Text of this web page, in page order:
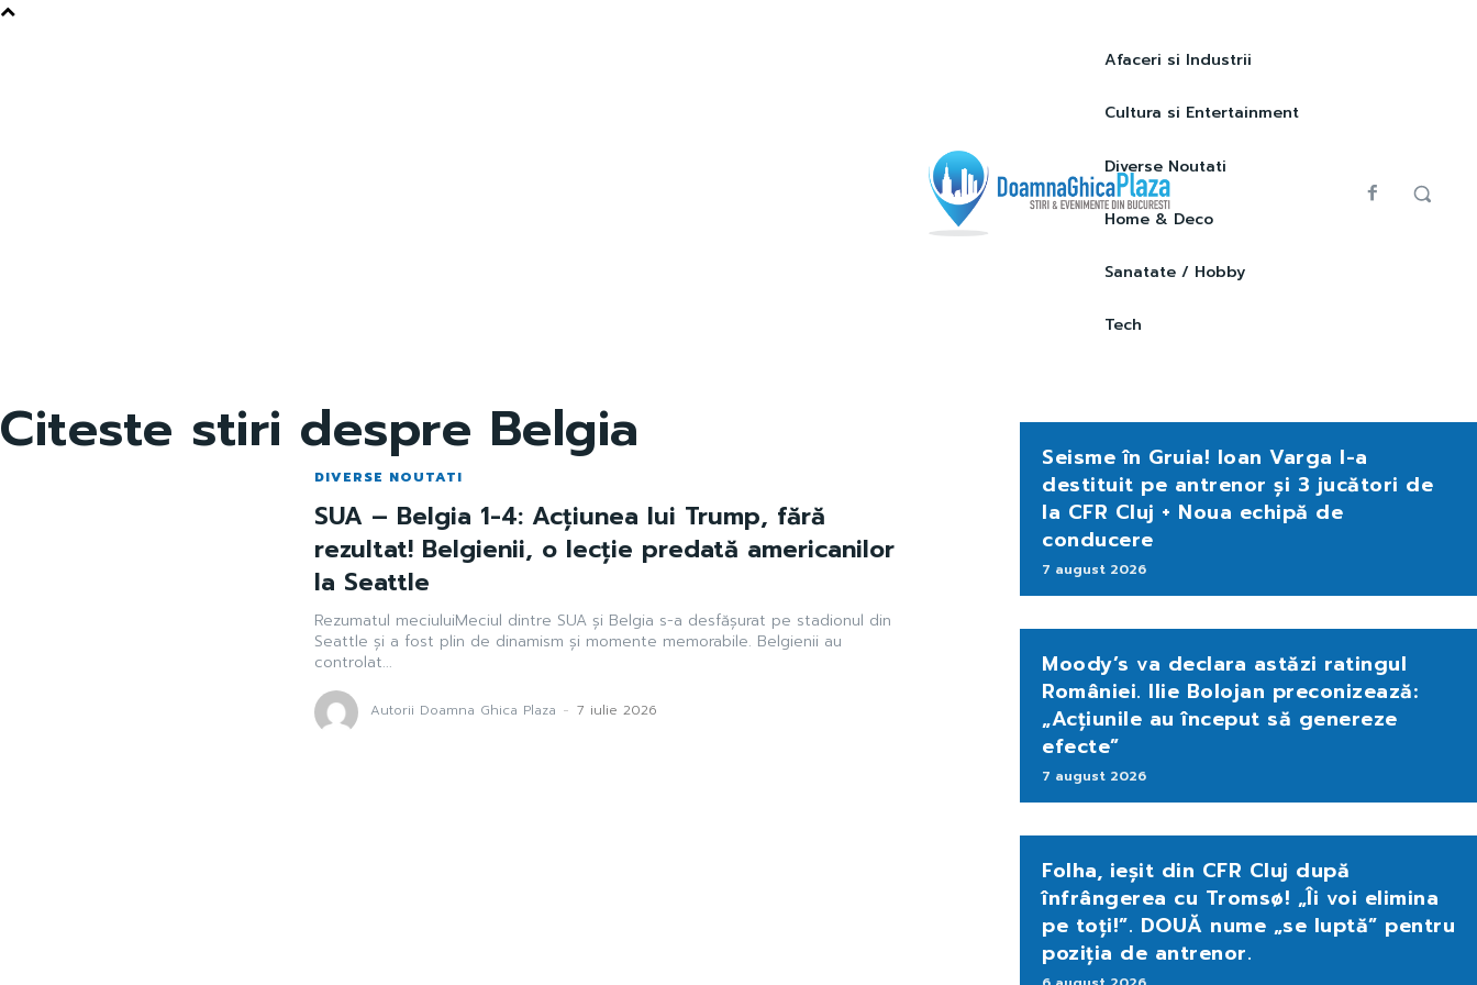
Afaceri si Industrii
Cultura si Entertainment
Diverse Noutati
Home & Deco
Sanatate / Hobby
Tech
Citeste stiri despre Belgia
DIVERSE NOUTATI
SUA – Belgia 1-4: Acțiunea lui Trump, fără
rezultat! Belgienii, o lecție predată americanilor
la Seattle
Rezumatul meciuluiMeciul dintre SUA și Belgia s-a desfășurat pe stadionul din
Seattle și a fost plin de dinamism și momente memorabile. Belgienii au
controlat...
Autorii Doamna Ghica Plaza - 7 iulie 2026
Seisme în Gruia! Ioan Varga l-a
destituit pe antrenor și 3 jucători de
la CFR Cluj + Noua echipă de
conducere
7 august 2026
Moody’s va declara astăzi ratingul
României. Ilie Bolojan preconizează:
„Acțiunile au început să genereze
efecte”
7 august 2026
Folha, ieșit din CFR Cluj după
înfrângerea cu Tromsø! „Îi voi elimina
pe toți!”. DOUĂ nume „se luptă” pentru
poziția de antrenor.